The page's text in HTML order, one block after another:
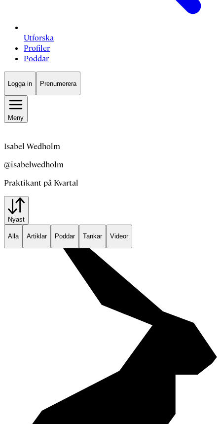
Utforska
Profiler
Poddar
Logga in Prenumerera
Meny
Isabel Wedholm
@isabelwedholm
Praktikant på Kvartal
Nyast
Alla Artiklar Poddar Tankar Videor